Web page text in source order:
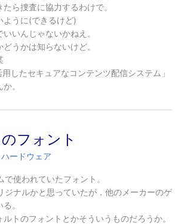
ら捜査に協力するわけで。
ように(できるけど)
いんじゃないかねえ。
うかは知らないけど。
用したセキュアなコンテンツ配信システム」
。
フォント
ードウェア
使われていたフォント。
ジナルかと思っていたが，他のメーカーのゲ
。
トのフォントとかそういうものだろうか。